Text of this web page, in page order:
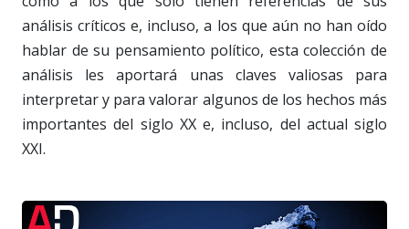
análisis críticos e, incluso, a los que aún no han oído
hablar de su pensamiento político, esta colección de
análisis les aportará unas claves valiosas para
interpretar y para valorar algunos de los hechos más
importantes del siglo XX e, incluso, del actual siglo
XXI.